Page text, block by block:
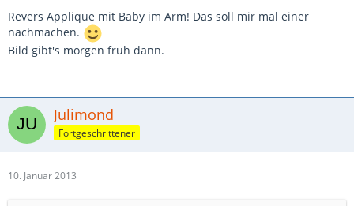
Revers Applique mit Baby im Arm! Das soll mir mal einer
nachmachen.
Bild gibt's morgen früh dann.
Julimond
Fortgeschrittener
10. Januar 2013